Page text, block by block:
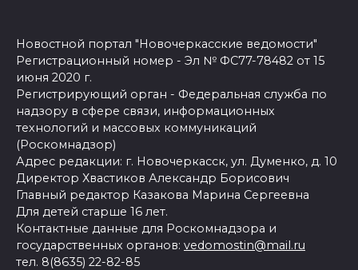
Новостной портал "Новочеркасские ведомости"
Регистрационный номер - Эл № ФС77-78482 от 15
июня 2020 г.
Регистрирующий орган - Федеральная служба по
надзору в сфере связи, информационных
технологий и массовых коммуникаций
(Роскомнадзор)
Адрес редакции: г. Новочеркасск, ул. Думенко, д. 10
Директор Хвастиков Александр Борисович
Главный редактор Казакова Марина Сергеевна
Для детей старше 16 лет.
Контактные данные для Роскомнадзора и
государственных органов: vedomostin@mail.ru
тел. 8(8635) 22-82-85